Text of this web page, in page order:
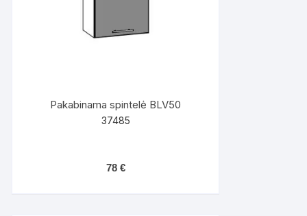
Pakabinama spintelė BLV50
37485
78 €